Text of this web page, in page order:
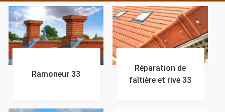
Ramoneur 33
Réparation de
faîtière et rive 33